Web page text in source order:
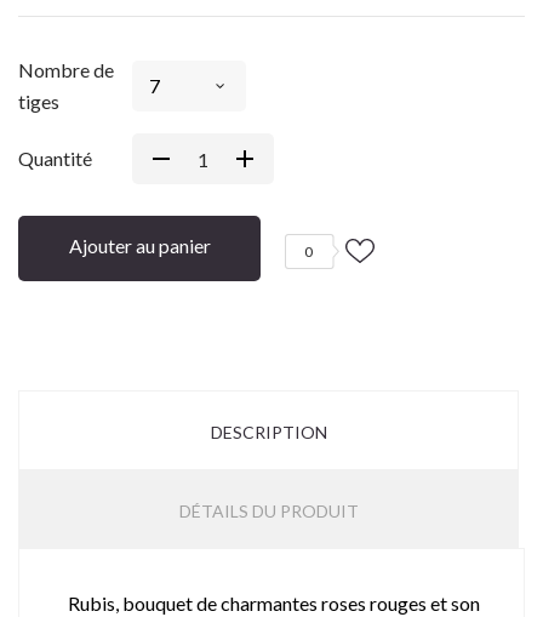
Nombre de
tiges
Quantité
Ajouter au panier 0
DESCRIPTION
DÉTAILS DU PRODUIT
Rubis, bouquet de charmantes roses rouges et son